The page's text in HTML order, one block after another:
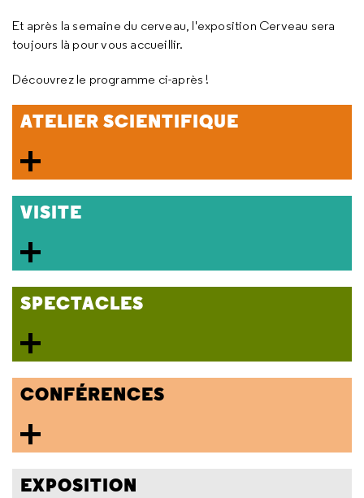
Et après la semaine du cerveau, l'exposition Cerveau sera
toujours là pour vous accueillir.
Découvrez le programme ci-après !
ATELIER SCIENTIFIQUE
VISITE
SPECTACLES
CONFÉRENCES
EXPOSITION